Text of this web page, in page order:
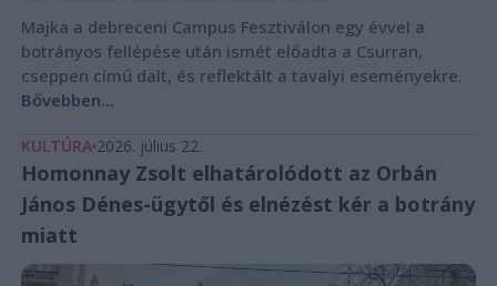
Majka a debreceni Campus Fesztiválon egy évvel a
botrányos fellépése után ismét előadta a Csurran,
cseppen című dalt, és reflektált a tavalyi eseményekre.
Bővebben...
KULTÚRA 2026. július 22.
Homonnay Zsolt elhatárolódott az Orbán
János Dénes-ügytől és elnézést kér a botrány
miatt